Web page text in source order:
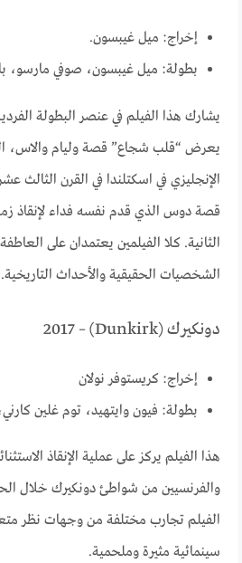
إخراج: ميل غيبسون.
بطولة: ميل غيبسون، صوفي مارسو،
يشارك هذا الفيلم في عنصر البطولة
يعرض “قلب شجاع” قصة وليام والاس،
الإنجليزي في اسكتلندا في القرن
قصة دوس الذي قدم نفسه فداء لإنقاذ
الثانية. كلا الفيلمين يعتمدان على
الشخصيات الحقيقية والأحداث التاريخية.
دونكيرك (Dunkirk) – 2017
إخراج: كريستوفر نولان
بطولة: فيون وايتهيد، توم غلين
هذا الفيلم يركز على عملية الإنقاذ
والفرنسيين من شواطئ دونكيرك خلال
الفيلم تجارب مختلفة من وجهات نظر
سينمائية مثيرة وملحمية.